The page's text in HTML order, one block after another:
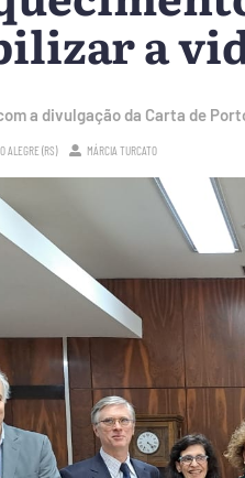
a
a divulgação da Carta de
ALEGRE (RS) MÁRCIA TURCATO